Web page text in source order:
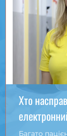
Хто
Багато